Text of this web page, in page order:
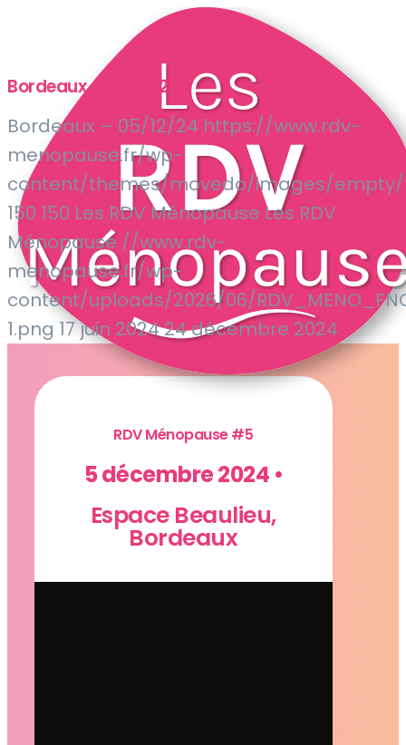
Bordeaux – 05/12/24
Bordeaux – 05/12/24 https://www.rdv-
menopause.fr/wp-
content/themes/movedo/images/
150 150 Les RDV Ménopause Les RDV
Ménopause //www.rdv-
menopause.fr/wp-
content/uploads/2026/06/
1.png 17 juin 202424 décembre 2024
RDV Ménopause #5
5 décembre 2024 •
Espace Beaulieu,
Bordeaux